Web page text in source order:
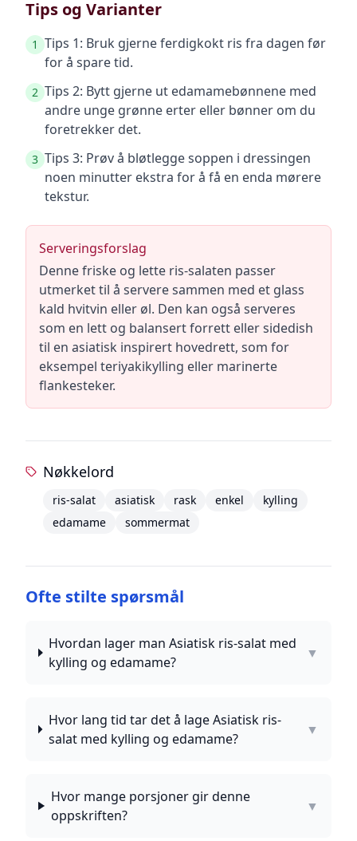
Tips og Varianter
1 Tips 1: Bruk gjerne ferdigkokt ris fra dagen før
for å spare tid.
2 Tips 2: Bytt gjerne ut edamamebønnene med
andre unge grønne erter eller bønner om du
foretrekker det.
3 Tips 3: Prøv å bløtlegge soppen i dressingen
noen minutter ekstra for å få en enda mørere
tekstur.
Serveringsforslag
Denne friske og lette ris-salaten passer
utmerket til å servere sammen med et glass
kald hvitvin eller øl. Den kan også serveres
som en lett og balansert forrett eller sidedish
til en asiatisk inspirert hovedrett, som for
eksempel teriyakikylling eller marinerte
flankesteker.
Nøkkelord
ris-salat asiatisk rask enkel
kylling
edamame
sommermat
Ofte stilte spørsmål
Hvordan lager man Asiatisk ris-salat med
kylling og edamame?
▼
Hvor lang tid tar det å lage Asiatisk ris-
salat med kylling og edamame?
▼
Hvor mange porsjoner gir denne
oppskriften?
▼